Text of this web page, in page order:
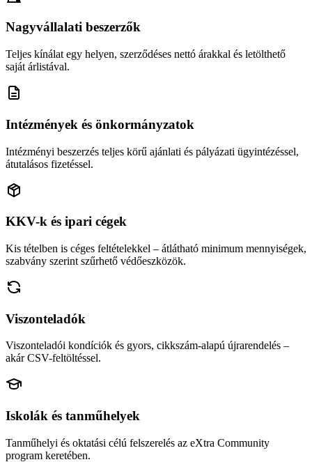
Nagyvállalati beszerzők
Teljes kínálat egy helyen, szerződéses nettó árakkal és letölthető
saját árlistával.
Intézmények és önkormányzatok
Intézményi beszerzés teljes körű ajánlati és pályázati ügyintézéssel,
átutalásos fizetéssel.
KKV-k és ipari cégek
Kis tételben is céges feltételekkel – átlátható minimum mennyiségek,
szabvány szerint szűrhető védőeszközök.
Viszonteladók
Viszonteladói kondíciók és gyors, cikkszám-alapú újrarendelés –
akár CSV-feltöltéssel.
Iskolák és tanműhelyek
Tanműhelyi és oktatási célú felszerelés az eXtra Community
program keretében.